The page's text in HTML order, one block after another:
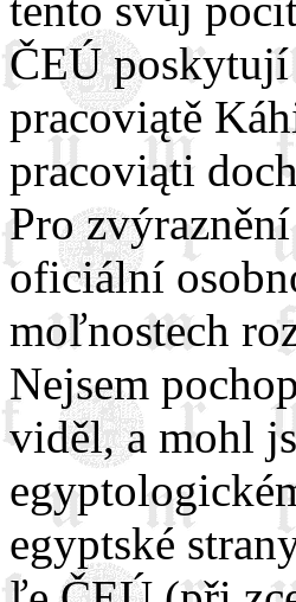
tento svůj
ČEÚ poskytují
pracoviątě
pracoviąti
Pro
oficiální
moľnostech
Nejsem
viděl, a mohl
egyptské